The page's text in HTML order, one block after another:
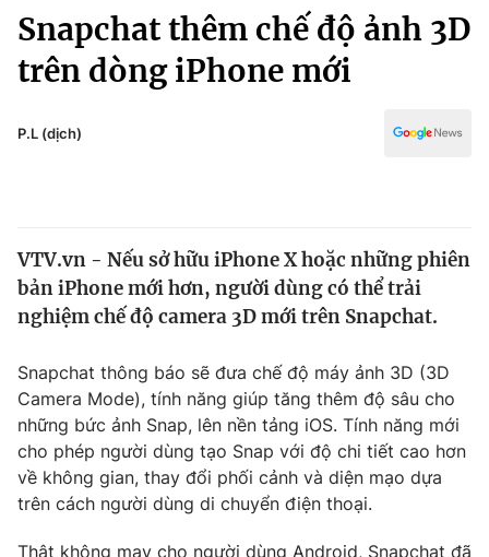
Chính trị
Thế giới
Thế giới đó đây
Câu chuyện quốc tế
Tài chính
Thị trường
Góc doanh nghiệp
Dữ liệu và đời sống
Truyền hình
Giải trí
Thể thao
Truyền hình
Văn hóa - Giải trí
Đời sống
Snapchat thêm chế độ ảnh 3D
trên dòng iPhone mới
P.L (dịch)
VTV.vn - Nếu sở hữu iPhone X hoặc những phiên
bản iPhone mới hơn, người dùng có thể trải
nghiệm chế độ camera 3D mới trên Snapchat.
Snapchat thông báo sẽ đưa chế độ máy ảnh 3D (3D
Camera Mode), tính năng giúp tăng thêm độ sâu cho
những bức ảnh Snap, lên nền tảng iOS. Tính năng mới
cho phép người dùng tạo Snap với độ chi tiết cao hơn
về không gian, thay đổi phối cảnh và diện mạo dựa
trên cách người dùng di chuyển điện thoại.
Thật không may cho người dùng Android, Snapchat đã